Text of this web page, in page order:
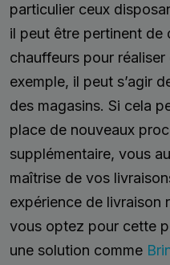
particulier ceux
il peut être pertinent de
chauffeurs pour
exemple, il peut s’agir
des magasins. Si cela
place de nouveaux
supplémentaire, vous
maîtrise de vos
expérience de livraison
vous optez pour cette
une solution comme